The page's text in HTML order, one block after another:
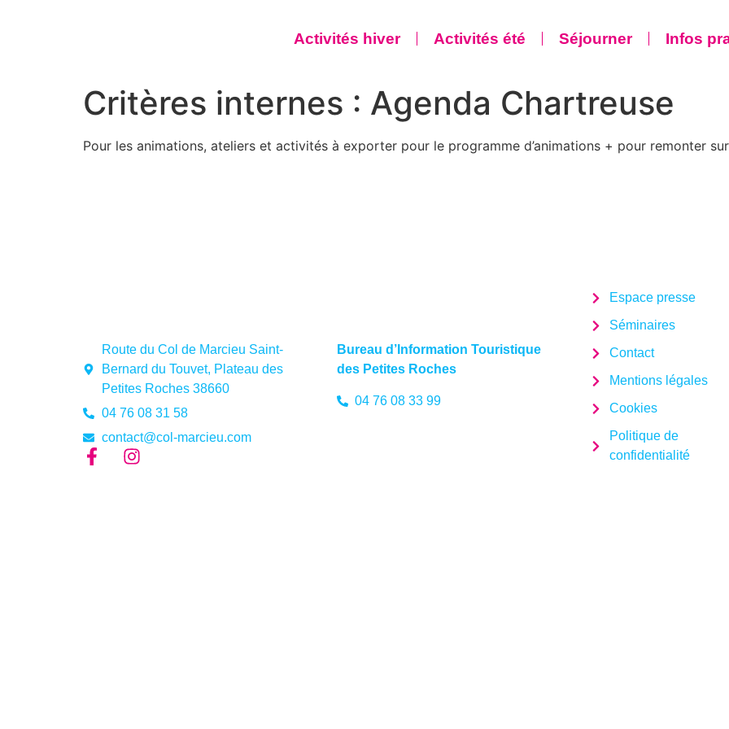
Activités hiver Activités été Séjourner Infos
Critères internes : Agenda Chartreuse
Pour les animations, ateliers et activités à exporter pour le programme d’animations + pour remonter
Route du Col de Marcieu Saint-
Bernard du Touvet, Plateau des
Petites Roches 38660
04 76 08 31 58
contact@col-marcieu.com
Bureau d’Information Touristique
des Petites Roches
04 76 08 33 99
Espace presse
Séminaires
Contact
Mentions légales
Cookies
Politique de
confidentialité